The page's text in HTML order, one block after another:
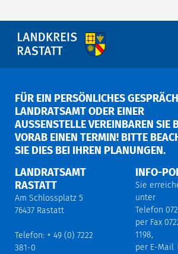
FÜR EIN PERSÖNLICHES
LANDRATSAMT ODER EINER
AUSSENSTELLE VEREINBAREN SIE
ORAB EINEN TERMIN! BITTE
IE DIES BEI IHREN PLANUNGEN.
LANDRATSAMT
RASTATT
Am Schlossplatz 5
76437 Rastatt
Telefon: + 49 (0) 7222
381-0
INFO-
Sie
unter
Telefon
per Fax
1198,
per E-Mail